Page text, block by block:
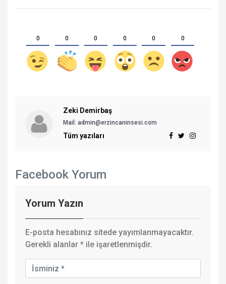
0 0 0 0 0 0
Zeki Demirbaş
Mail: admin@erzincaninsesi.com
Tüm yazıları
Facebook Yorum
Yorum Yazın
E-posta hesabınız sitede yayımlanmayacaktır.
Gerekli alanlar * ile işaretlenmişdir.